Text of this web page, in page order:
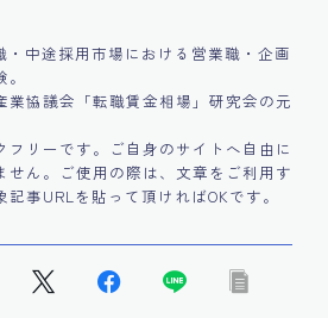
・中途採用市場における営業職・企画
業協議会「転職賃金相場」研究会の元
リーです。ご自身のサイトへ自由に
せん。ご使用の際は、文章をご利用す
事URLを貼って頂ければOKです。